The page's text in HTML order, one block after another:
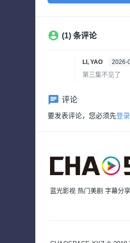
(1) 条评论
LI, YAO 2026-
第三集不见了
评论
要发表评论，您必须先登录
蓝光影视 热门美剧 字幕分